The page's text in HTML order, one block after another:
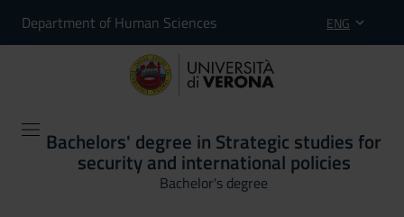
Department of Human Sciences ENG
Bachelors' degree in Strategic studies for
security and international policies
Bachelor's degree